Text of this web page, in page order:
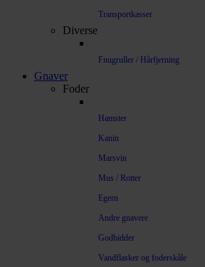
Transportkasser
Diverse
Fnugruller / Hårfjerning
Gnaver
Foder
Hamster
Kanin
Marsvin
Mus / Rotter
Egern
Andre gnavere
Godbidder
Vandflasker og foderskåle